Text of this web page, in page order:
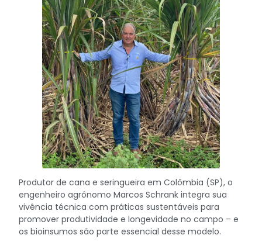
Produtor de cana e seringueira em Colômbia (SP), o
engenheiro agrônomo Marcos Schrank integra sua
vivência técnica com práticas sustentáveis para
promover produtividade e longevidade no campo – e
os bioinsumos são parte essencial desse modelo.